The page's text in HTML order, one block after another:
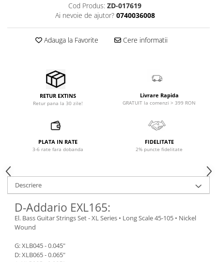
Microfoane lavaliera si headset
Microfoane podcast, USB, iOS /
Android
Microfoane pt Camere Video
Microfoane Ribbon
Microfoane stereo
Microfoane Suspendabile
Stative de microfon
Studio si inregistrari
Accesorii de microfoane
Accesorii de rack
Accesorii echipamente de studio
Clape MIDI
Controllere MIDI - USB DAW
Controllere monitoare de studio
Convertoare AD/DA
Interfete MIDI si Cabluri Midi-USB
Cod Produs: ZD-017619
Ai nevoie de ajutor? 0740036008
Adauga la Favorite Cere informatii
RETUR EXTINS
Retur pana la 30 zile!
Livrare Rapida
GRATUIT la comenzi > 399 RON
PLATA IN RATE
3-6 rate fara dobanda
FIDELITATE
2% puncte fidelitate
Descriere
D-Addario EXL165:
El. Bass Guitar Strings Set - XL Series • Long Scale 45-105 • Nickel
Wound
G: XLB045 - 0.045"
D: XLB065 - 0.065"